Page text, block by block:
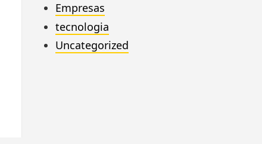
Empresas
tecnologia
Uncategorized